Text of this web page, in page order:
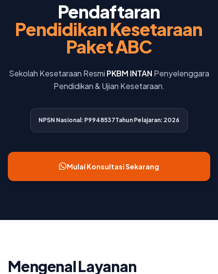
Pendaftaran
Pendidikan Kesetaraan
Paket ABC
Sekolah Kesetaraan Resmi PKBM INTAN Penyelenggara
Pendidikan & Ujian Kesetaraan.
NPSN Nasional: P9948537Tahun Pelajaran: 2026
Mulai Konsultasi Sekarang
Mengenal Layanan